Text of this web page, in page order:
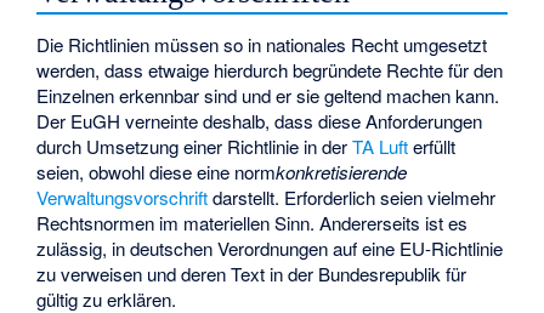
Die Richtlinien müssen so in nationales Recht umgesetzt
werden, dass etwaige hierdurch begründete Rechte für den
Einzelnen erkennbar sind und er sie geltend machen kann.
Der EuGH verneinte deshalb, dass diese Anforderungen
durch Umsetzung einer Richtlinie in derTA Lufterfüllt
seien, obwohl diese eine normkonkretisierende
Verwaltungsvorschriftdarstellt. Erforderlich seien vielmehr
Rechtsnormen im materiellen Sinn. Andererseits ist es
zulässig, in deutschen Verordnungen auf eine EU-Richtlinie
zu verweisen und deren Text in der Bundesrepublik für
gültig zu erklären.